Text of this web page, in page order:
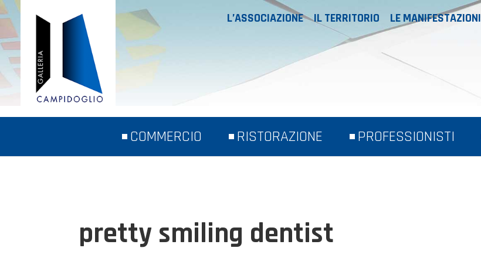
L’ASSOCIAZIONE IL TERRITORIO LE MANIFESTAZIONI
COMMERCIO RISTORAZIONE PROFESSIONISTI
pretty smiling dentist